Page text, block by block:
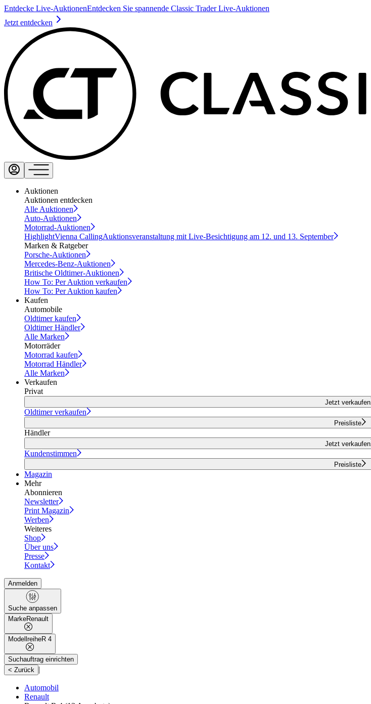
Entdecke Live-AuktionenEntdecken Sie spannende Classic Trader Live-Auktionen
Jetzt entdecken
Auktionen
Auktionen entdecken
Alle Auktionen
Auto-Auktionen
Motorrad-Auktionen
HighlightVienna CallingAuktionsveranstaltung mit Live-Besichtigung am 12. und 13. September
Marken & Ratgeber
Porsche-Auktionen
Mercedes-Benz-Auktionen
Britische Oldtimer-Auktionen
How To: Per Auktion verkaufen
How To: Per Auktion kaufen
Kaufen
Automobile
Oldtimer kaufen
Oldtimer Händler
Alle Marken
Motorräder
Motorrad kaufen
Motorrad Händler
Alle Marken
Verkaufen
Privat
Jetzt verkaufen
Oldtimer verkaufen
Preisliste
Händler
Jetzt verkaufen
Kundenstimmen
Preisliste
Magazin
Mehr
Abonnieren
Newsletter
Print Magazin
Werben
Weiteres
Shop
Über uns
Presse
Kontakt
Anmelden
Suche anpassen
MarkeRenault
ModellreiheR 4
Suchauftrag einrichten
< Zurück
|
Automobil
Renault